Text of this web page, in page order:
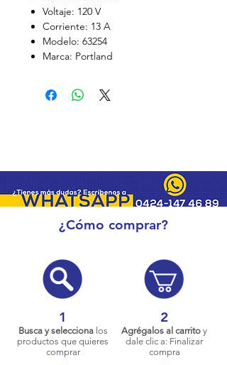
Voltaje: 120 V
Corriente: 13 A
Modelo: 63254
Marca: Portland
¿Cómo comprar?
1
Busca y seleccionalos
productos que quieres
comprar
2
Agrégalos al carrito y
dale clic a: Finalizar
compra